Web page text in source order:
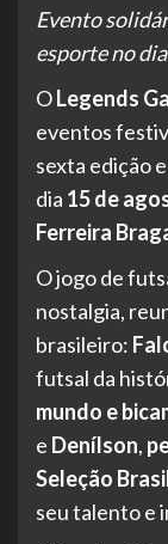
Evento
esporte no
OLegends
eventos
sexta edição
dia 15 de
Ferreira
O jogo de
nostalgia,
brasileiro:
futsal da
mundo e
e Denílson,
Seleção
seu talento e